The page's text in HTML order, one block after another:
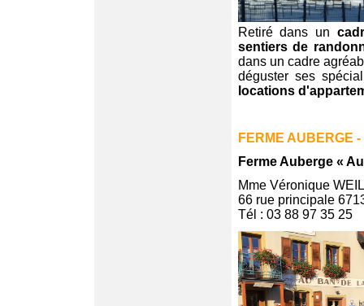
Retiré dans un
sentiers de
dans un cadre
déguster ses
locations
FERME AUBERGE
Ferme Auberge «
Mme Véronique
66 rue principale
Tél : 03 88 97 35 25